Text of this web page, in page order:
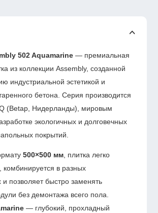
502 Aquamarine — премиальная
из коллекции Assembly, созданной
индустриальной эстетикой и
бетона. Серия производится
(Betap, Нидерланды), мировым
экологичных и долговечных
покрытий.
500×500 мм, плитка легко
комбинируется в разных
и позволяет быстро заменять
без демонтажа всего пола.
— глубокий, прохладный